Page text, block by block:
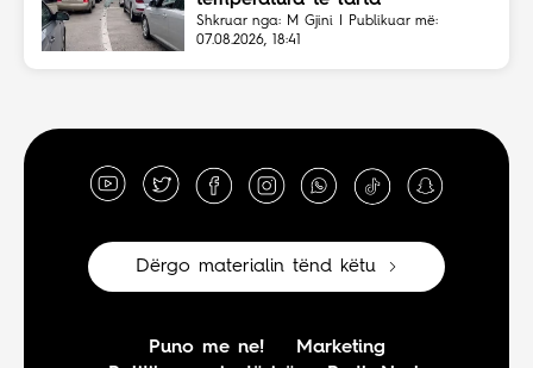
Shkruar nga: M Gjini | Publikuar më:
07.08.2026, 18:41
Dërgo materialin tënd këtu
Puno me ne!
Marketing